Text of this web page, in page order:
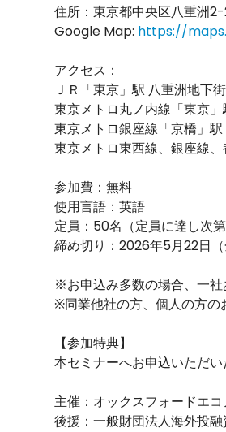
住所：東京都中央区八重洲
Google Map: https://
アクセス：
ＪＲ「東京」駅 八重洲地下
東京メトロ丸ノ内線「東京
東京メトロ銀座線「京橋」
東京メトロ東西線、銀座線
参加費：無料
使用言語：英語
定員：50名（定員に達し次
締め切り：2026年5月22日
※お申込み多数の場合、一社
※同業他社の方、個人の方の
【参加特典】
本セミナーへお申込いただ
主催：オックスフォードエコ
後援：一般財団法人海外投